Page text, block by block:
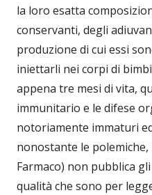
la loro esatta
conservanti, degli
produzione di cui essi
iniettarli nei corpi di
appena tre mesi di vita,
immunitario e le difese
notoriamente immaturi
nonostante le polemiche,
Farmaco) non pubblica
qualità che sono per